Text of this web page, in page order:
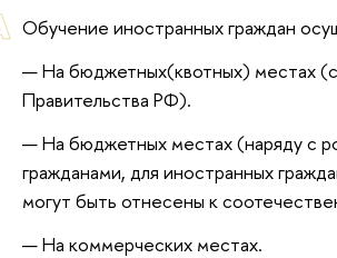
Обучение иностранных граждан
На бюджетных(квотных) местах
Правительства РФ).
На бюджетных местах (наряду с
гражданами, для иностранных
могут быть отнесены к
На коммерческих местах.